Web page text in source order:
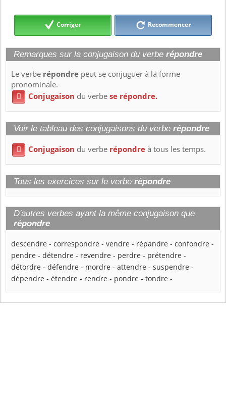
Corriger Recommencer
Remarques sur la conjugaison du verbe répondre
Le verbe répondre peut se conjuguer à la forme
pronominale.
 Conjugaison du verbese répondre.
Voir le tableau des conjugaisons du verbe répondre
 Conjugaison du verbe répondreà tous les temps.
Tous les exercices sur le verbe répondre
D'autres verbes ayant la même conjugaison que
répondre
descendre - correspondre - vendre - répandre - confondre -
pendre - détendre - revendre - perdre - prétendre -
détordre - défendre - mordre - attendre - suspendre -
dépendre - étendre - rendre - pondre - tondre -